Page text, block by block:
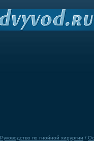
Руководство по гнойной хирургии /